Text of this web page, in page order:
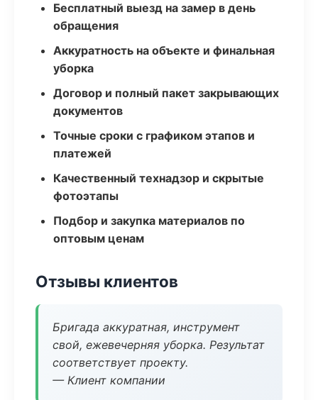
Бесплатный выезд на замер в день
обращения
Аккуратность на объекте и финальная
уборка
Договор и полный пакет закрывающих
документов
Точные сроки с графиком этапов и
платежей
Качественный технадзор и скрытые
фотоэтапы
Подбор и закупка материалов по
оптовым ценам
Отзывы клиентов
Бригада аккуратная, инструмент
свой, ежевечерняя уборка. Результат
соответствует проекту.
— Клиент компании